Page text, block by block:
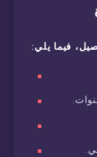
فيما يلي: